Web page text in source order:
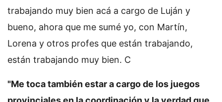
trabajando muy bien acá a cargo de Luján y
bueno, ahora que me sumé yo, con Martín,
Lorena y otros profes que están trabajando,
están trabajando muy bien. C
"Me toca también estar a cargo de los juegos